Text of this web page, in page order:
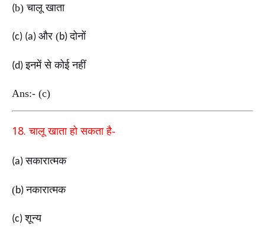
(b) चालू खाता
(c) (a) और (b)दोनों
(d)इनमें से कोई नहीं
Ans:- (c)
18.चालू खाता हो सकता है-
(a)सकारात्मक
(b)नकारात्मक
(c)शून्य